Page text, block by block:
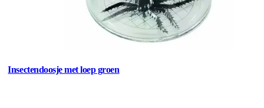
Insectendoosje met loep groen